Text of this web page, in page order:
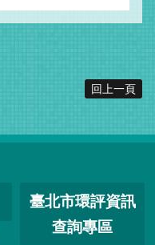
回上一頁
臺北市環評資訊
查詢專區